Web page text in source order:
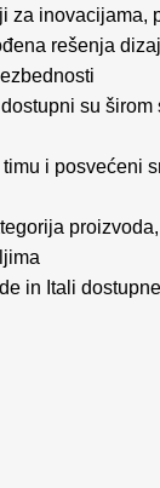
rešenja
su
i
in Itali